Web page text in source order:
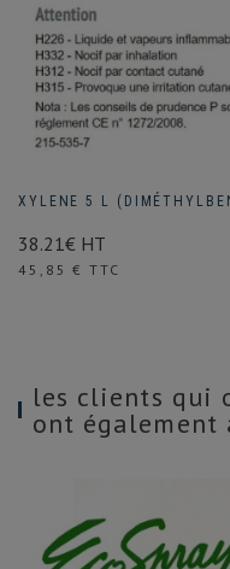
XYLENE 5 L
38.21€ HT
Prix
45,85 € TTC
les clients qui
ont également